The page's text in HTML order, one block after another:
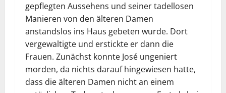
gepflegten Aussehens und seiner tadellosen
Manieren von den älteren Damen
anstandslos ins Haus gebeten wurde. Dort
vergewaltigte und erstickte er dann die
Frauen. Zunächst konnte José ungeniert
morden, da nichts darauf hingewiesen hatte,
dass die älteren Damen nicht an einem